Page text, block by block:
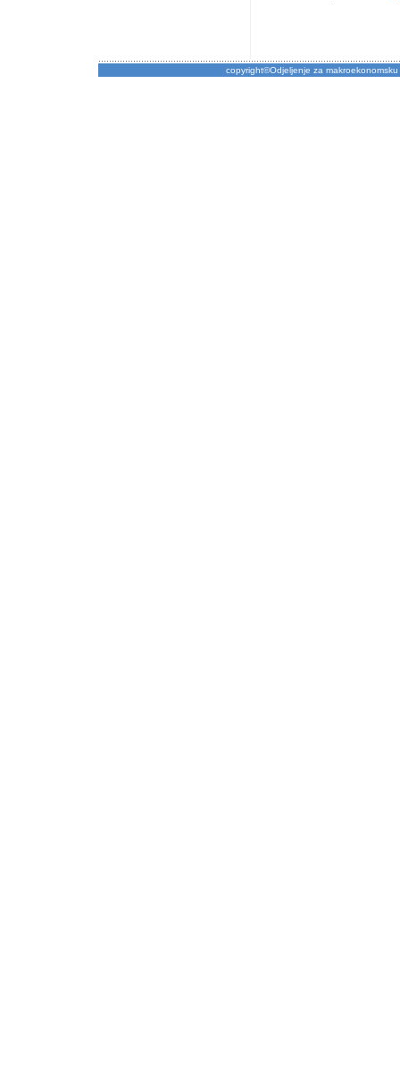
copyright©Odjeljenje za